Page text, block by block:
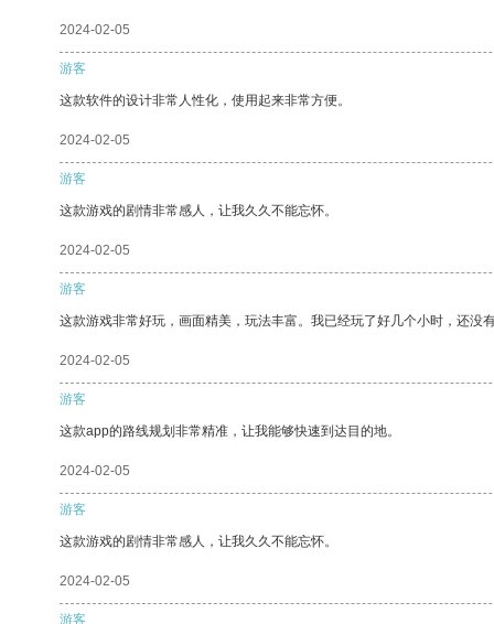
2024-02-05
游客
这款软件的设计非常人性化，使用起来非常方便。
2024-02-05
游客
这款游戏的剧情非常感人，让我久久不能忘怀。
2024-02-05
游客
这款游戏非常好玩，画面精美，玩法丰富。我已经玩了好几个小时，还没
2024-02-05
游客
这款app的路线规划非常精准，让我能够快速到达目的地。
2024-02-05
游客
这款游戏的剧情非常感人，让我久久不能忘怀。
2024-02-05
游客